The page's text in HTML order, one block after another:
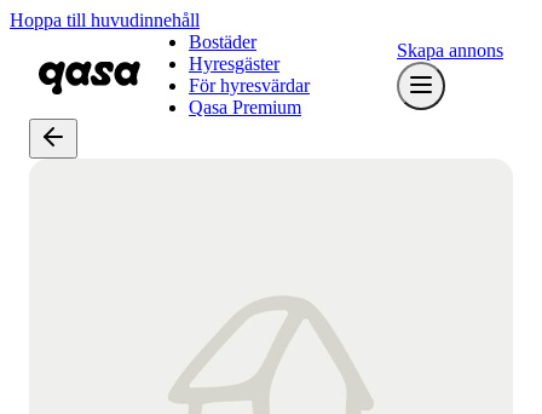
Hoppa till huvudinnehåll
Bostäder
Hyresgäster
För hyresvärdar
Qasa Premium
Skapa annons